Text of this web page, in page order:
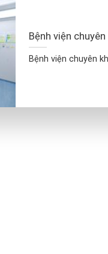
Bệnh viện
Bệnh viện chuyên